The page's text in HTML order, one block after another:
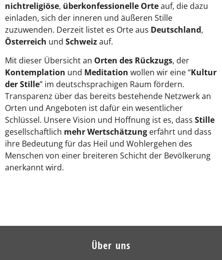
nichtreligiöse, überkonfessionelle Orteauf, die dazu
einladen, sich der inneren und äußeren Stille
zuzuwenden. Derzeit listet es Orte aus Deutschland,
Österreich und Schweizauf.
Mit dieser Übersicht an Orten des Rückzugs, der
Kontemplation und Meditation wollen wir eine “Kultur
der Stille” im deutschsprachigen Raum fördern.
Transparenz über das bereits bestehende Netzwerk an
Orten und Angeboten ist dafür ein wesentlicher
Schlüssel. Unsere Vision und Hoffnung ist es, dass Stille
gesellschaftlich mehr Wertschätzung erfährt und dass
ihre Bedeutung für das Heil und Wohlergehen des
Menschen von einer breiteren Schicht der Bevölkerung
anerkannt wird.
Über uns